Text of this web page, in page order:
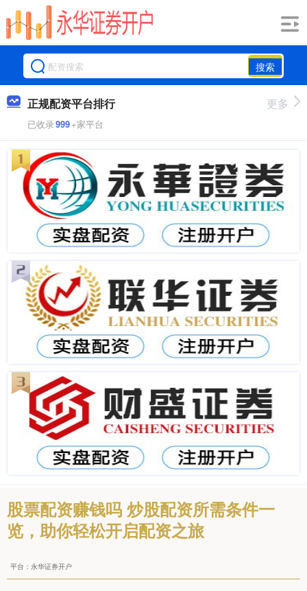
搜索
正规配资平台排行
已收录999+家平台
更多
股票配资赚钱吗 炒股配资所需条件一
览，助你轻松开启配资之旅
平台：永华证券开户